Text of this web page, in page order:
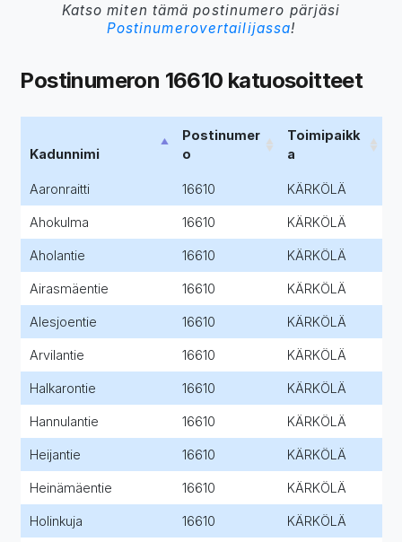
Katso miten tämä postinumero pärjäsi
Postinumerovertailijassa!
Postinumeron 16610 katuosoitteet
Kadunnimi
Postinumer
o
Toimipaikk
a
Aaronraitti 16610 KÄRKÖLÄ
Ahokulma 16610 KÄRKÖLÄ
Aholantie 16610 KÄRKÖLÄ
Airasmäentie 16610 KÄRKÖLÄ
Alesjoentie 16610 KÄRKÖLÄ
Arvilantie 16610 KÄRKÖLÄ
Halkarontie 16610 KÄRKÖLÄ
Hannulantie 16610 KÄRKÖLÄ
Heijantie 16610 KÄRKÖLÄ
Heinämäentie 16610 KÄRKÖLÄ
Holinkuja 16610 KÄRKÖLÄ